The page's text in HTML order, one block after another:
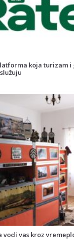
koja turizam i
vodi vas kroz